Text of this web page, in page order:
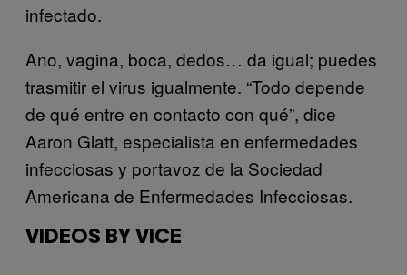
infectado.
Ano, vagina, boca, dedos… da igual; puedes
trasmitir el virus igualmente. “Todo depende
de qué entre en contacto con qué”, dice
Aaron Glatt, especialista en enfermedades
infecciosas y portavoz de la Sociedad
Americana de Enfermedades Infecciosas.
VIDEOS BY VICE